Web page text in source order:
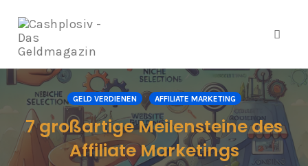
Zum
springen
GELD VERDIENEN AFFILIATE MARKETING
7 großartige Meilensteine des
Affiliate Marketings